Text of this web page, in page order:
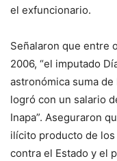
el exfuncionario.
Señalaron que entre
2006, “el imputado
astronómica suma
logró con un salario
Inapa”. Aseguraron
ilícito producto de
contra el Estado y el